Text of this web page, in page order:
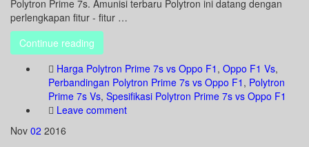
Polytron Prime 7s. Amunisi terbaru Polytron ini datang dengan
perlengkapan fitur - fitur …
Continue reading
Harga Polytron Prime 7s vs Oppo F1 , Oppo F1 Vs,
Perbandingan Polytron Prime 7s vs Oppo F1 , Polytron
Prime 7s Vs, Spesifikasi Polytron Prime 7s vs Oppo F1
Leave comment
Nov 02 2016